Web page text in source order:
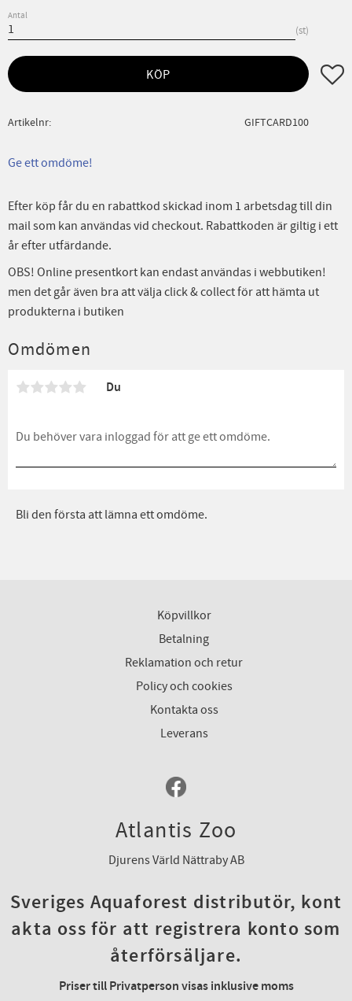
Antal
st
KÖP Lägg
Artikelnr GIFTCARD100
Ge ett omdöme!
Efter köp får du en rabattkod skickad inom 1 arbetsdag till din
mail som kan användas vid checkout. Rabattkoden är giltig i ett
år efter utfärdande.
OBS! Online presentkort kan endast användas i webbutiken!
men det går även bra att välja click & collect för att hämta ut
produkterna i butiken
Omdömen
Du
Bli den första att lämna ett omdöme.
Köpvillkor
Betalning
Reklamation och retur
Policy och cookies
Kontakta oss
Leverans
Atlantis Zoo
Djurens Värld Nättraby AB
Sveriges Aquaforest distributör, kont
akta oss för att registrera konto som
återförsäljare.
Priser till Privatperson visas inklusive moms